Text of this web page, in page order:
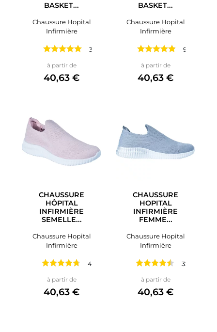
BASKET...
Chaussure Hopital
Infirmière
3 avis
à partir dePrix
40,63 €
BASKET...
Chaussure Hopital
Infirmière
9 avis
à partir dePrix
40,63 €
CHAUSSURE
HÔPITAL
INFIRMIÈRE
SEMELLE...
Chaussure Hopital
Infirmière
41 avis
à partir dePrix
40,63 €
CHAUSSURE
HOPITAL
INFIRMIÈRE
FEMME...
Chaussure Hopital
Infirmière
32 avis
à partir dePrix
40,63 €